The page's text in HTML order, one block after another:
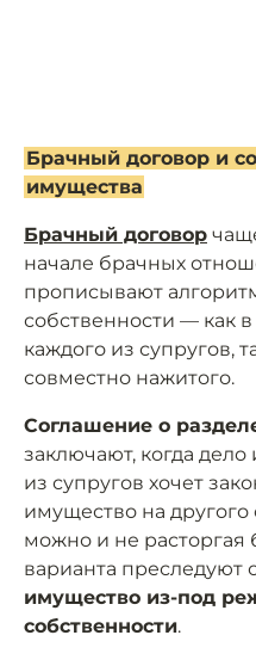
Брачный договор и
имущества
Брачный договор
начале брачных
прописывают
собственности — как
каждого из супругов,
совместно нажитого.
Соглашение о
заключают, когда дело
из супругов хочет
имущество на другого
можно и не расторгая
варианта преследуют
имущество из-под
собственности.